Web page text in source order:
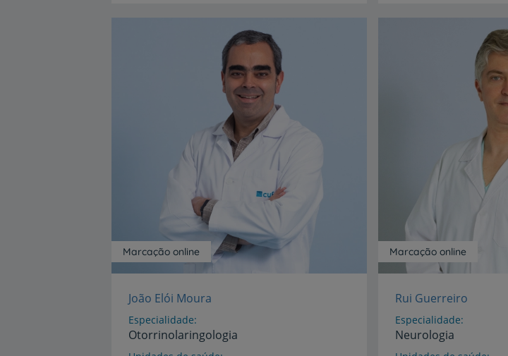
Marcação online
João Elói Moura
Especialidade
Otorrinolaringologia
Marcação online
Rui Guerreiro
Especialidade
Neurologia